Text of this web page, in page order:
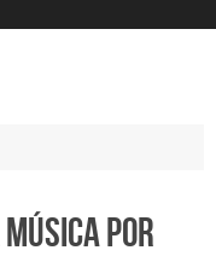
por